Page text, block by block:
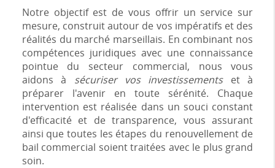
Notre objectif est de vous offrir un service sur
mesure, construit autour de vos impératifs et des
réalités du marché marseillais. En combinant nos
compétences juridiques avec une connaissance
pointue du secteur commercial, nous vous
aidons à sécuriser vos investissementset à
préparer l'avenir en toute sérénité. Chaque
intervention est réalisée dans un souci constant
d'efficacité et de transparence, vous assurant
ainsi que toutes les étapes du renouvellement de
bail commercial soient traitées avec le plus grand
soin.